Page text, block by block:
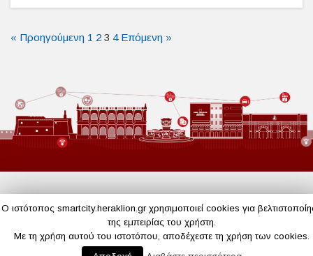
« Προηγούμενη 1 2 3 4 Επόμενη »
Ο ιστότοπος smartcity.heraklion.gr χρησιμοποιεί cookies για
της εμπειρίας του χρήστη.
Με τη χρήση αυτού του ιστοτόπου, αποδέχεστε τη χρήση των cookies.